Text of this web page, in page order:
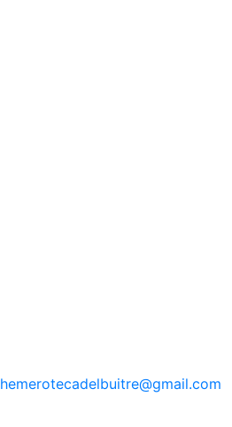
hemerotecadelbuitre@gmail.com